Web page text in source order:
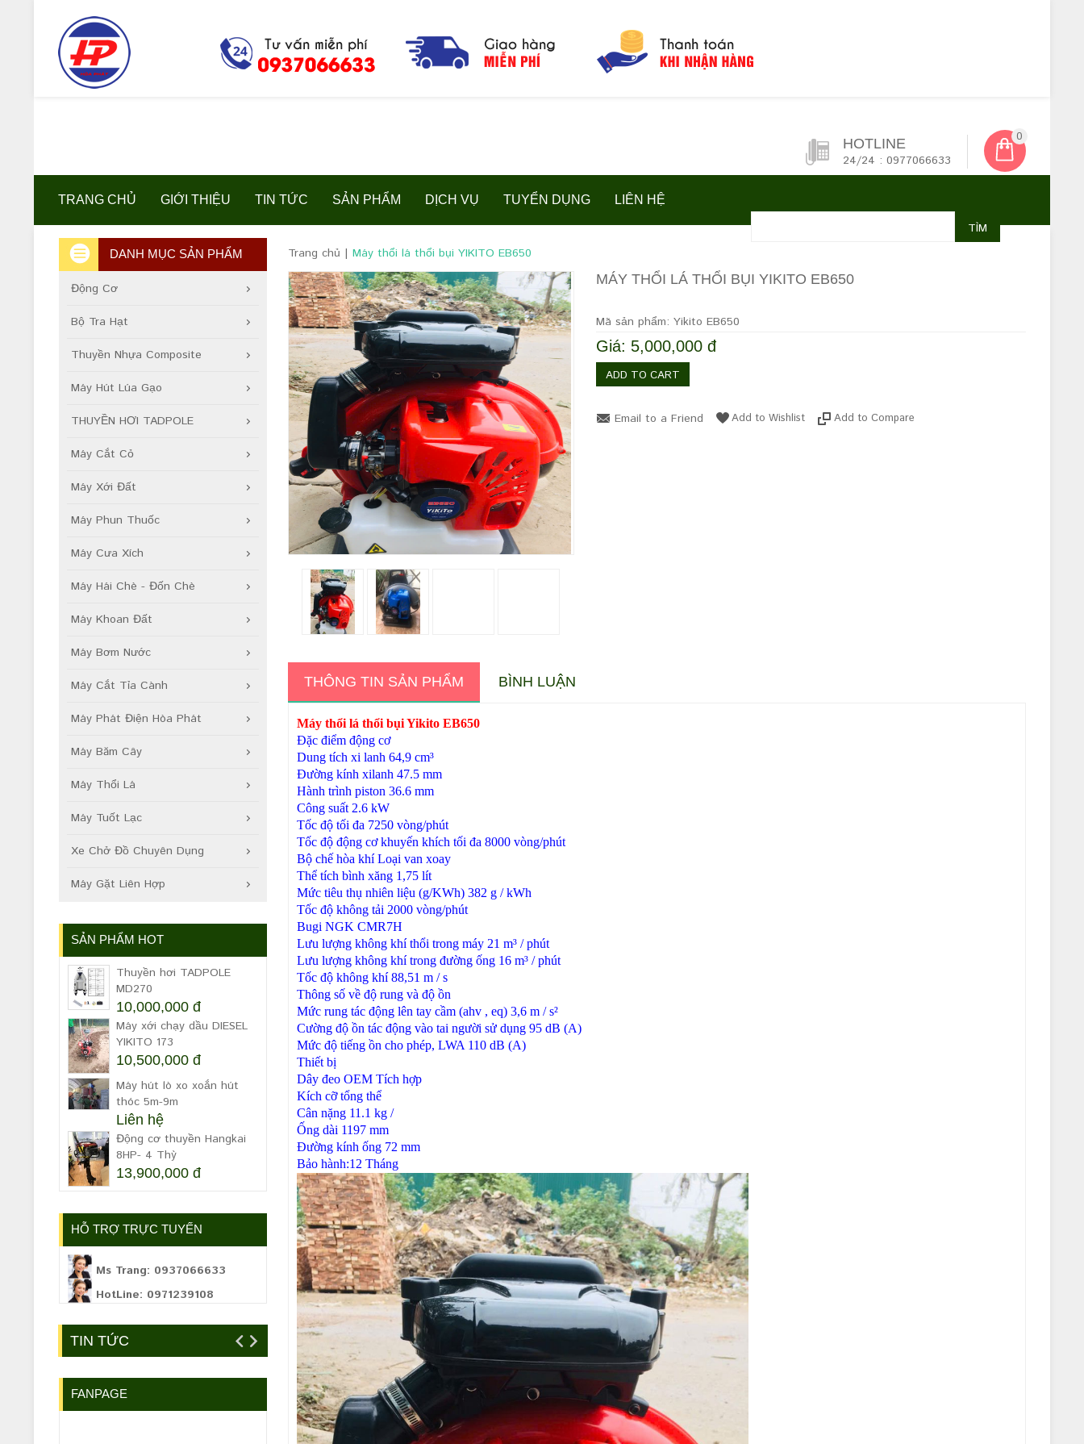
HOTLINE
24/24 : 0977066633
0
TÌM
TRANG CHỦ GIỚI THIỆU TIN TỨC SẢN PHẨM DỊCH VỤ TUYỂN DỤNG LIÊN HỆ
Trang chủ | Máy thổi lá thổi bụi YIKITO EB650
MÁY THỔI LÁ THỔI BỤI YIKITO EB650
Mã sản phẩm: Yikito EB650
Giá: 5,000,000 đ
ADD TO CART
Email to a Friend Add to Wishlist Add to Compare
THÔNG TIN SẢN PHẨM BÌNH LUẬN
Máy thổi lá thổi bụi Yikito EB650
Đặc điểm động cơ
Dung tích xi lanh 64,9 cm³
Đường kính xilanh 47.5 mm
Hành trình piston 36.6 mm
Công suất 2.6 kW
Tốc độ tối đa 7250 vòng/phút
Tốc độ động cơ khuyến khích tối đa 8000 vòng/phút
Bộ chế hòa khí Loại van xoay
Thể tích bình xăng 1,75 lít
Mức tiêu thụ nhiên liệu (g/KWh) 382 g / kWh
Tốc độ không tải 2000 vòng/phút
Bugi NGK CMR7H
Lưu lượng không khí thổi trong máy 21 m³ / phút
Lưu lượng không khí trong đường ống 16 m³ / phút
Tốc độ không khí 88,51 m / s
Thông số về độ rung và độ ồn
Mức rung tác động lên tay cầm (ahv , eq) 3,6 m / s²
Cường độ ồn tác động vào tai người sử dụng 95 dB (A)
Mức độ tiếng ồn cho phép, LWA 110 dB (A)
Thiết bị
Dây đeo OEM Tích hợp
Kích cỡ tổng thể
Cân nặng 11.1 kg /
Ống dài 1197 mm
Đường kính ống 72 mm
Bảo hành:12 Tháng
DANH MỤC SẢN PHẨM
Động Cơ
Bộ Tra Hạt
Thuyền Nhựa Composite
Máy Hút Lúa Gạo
THUYỀN HƠI TADPOLE
Máy Cắt Cỏ
Máy Xới Đất
Máy Phun Thuốc
Máy Cưa Xích
Máy Hái Chè - Đốn Chè
Máy Khoan Đất
Máy Bơm Nước
Máy Cắt Tỉa Cành
Máy Phát Điện Hòa Phát
Máy Băm Cây
Máy Thổi Lá
Máy Tuốt Lạc
Xe Chở Đồ Chuyên Dụng
Máy Gặt Liên Hợp
SẢN PHẨM HOT
Thuyền hơi TADPOLE
MD270
10,000,000 đ
Máy xới chạy dầu DIESEL
YIKITO 173
10,500,000 đ
Máy hút lò xo xoắn hút
thóc 5m-9m
Liên hệ
Động cơ thuyền Hangkai
8HP- 4 Thỳ
13,900,000 đ
HỖ TRỢ TRỰC TUYẾN
Ms Trang: 0937066633
HotLine: 0971239108
TIN TỨC
FANPAGE